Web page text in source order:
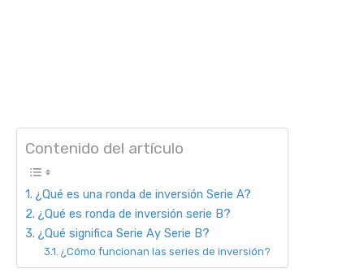
Contenido del artículo
¿Qué es una ronda de inversión Serie A?
¿Qué es ronda de inversión serie B?
¿Qué significa Serie Ay Serie B?
¿Cómo funcionan las series de inversión?